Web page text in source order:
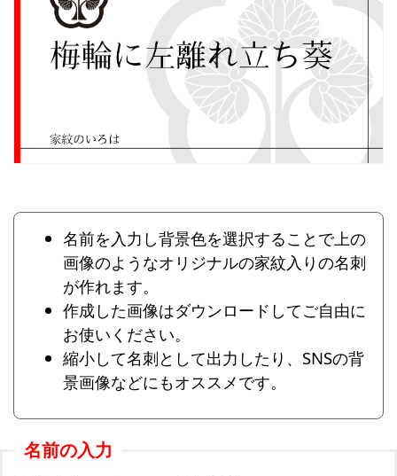
名前を入力し背景色を選択することで上の
画像のようなオリジナルの家紋入りの名刺
が作れます。
作成した画像はダウンロードしてご自由に
お使いください。
縮小して名刺として出力したり、SNSの背
景画像などにもオススメです。
名前の入力